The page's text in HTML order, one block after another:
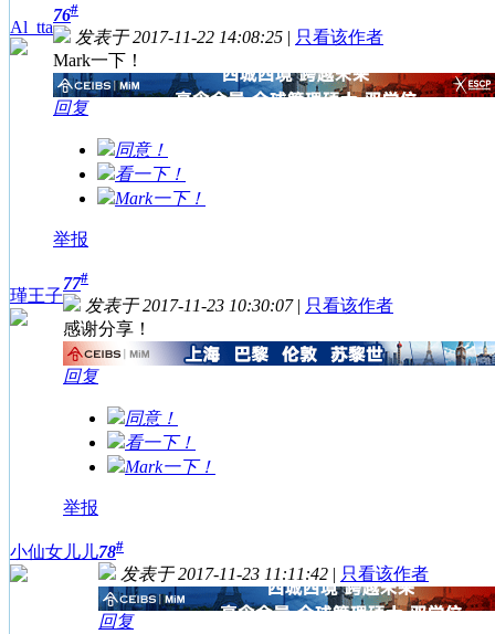
Al_tta
76#
发表于 2017-11-22 14:08:25 | 只看该作者
Mark一下！
回复
同意！
看一下！
Mark一下！
举报
瑾王子
77#
发表于 2017-11-23 10:30:07 | 只看该作者
感谢分享！
回复
同意！
看一下！
Mark一下！
举报
小仙女儿儿78#
发表于 2017-11-23 11:11:42 | 只看该作者
回复